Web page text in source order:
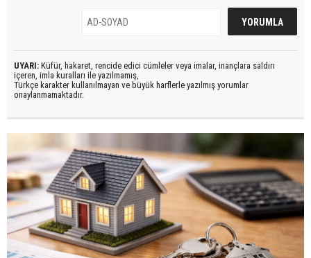
UYARI: Küfür, hakaret, rencide edici cümleler veya imalar, inançlara saldırı
içeren, imla kuralları ile yazılmamış,
Türkçe karakter kullanılmayan ve büyük harflerle yazılmış yorumlar
onaylanmamaktadır.